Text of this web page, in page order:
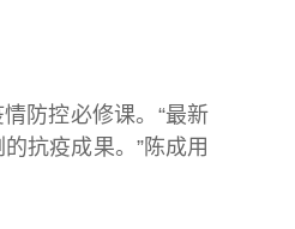
防控必修课。“最新
抗疫成果。”陈成用